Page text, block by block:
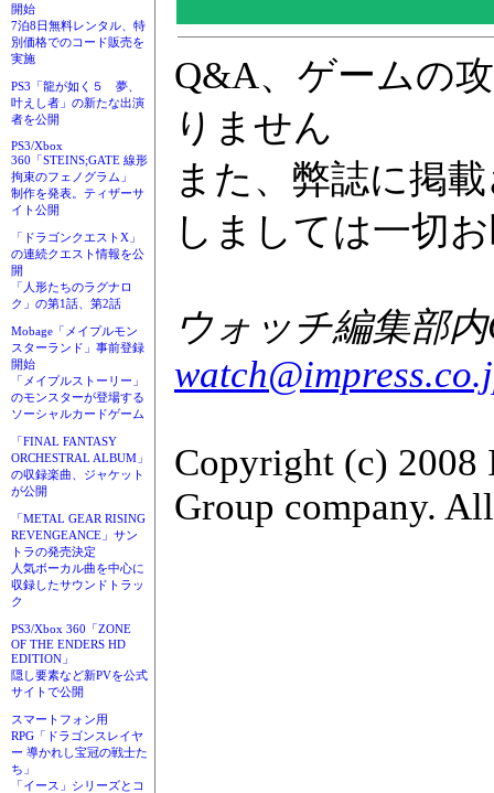
開始
7泊8日無料レンタル、特
別価格でのコード販売を
実施
PS3「龍が如く５ 夢、
叶えし者」の新たな出演
者を公開
PS3/Xbox
360「STEINS;GATE 線形
拘束のフェノグラム」
制作を発表。ティザーサ
イト公開
「ドラゴンクエストX」
の連続クエスト情報を公
開
「人形たちのラグナロ
ク」の第1話、第2話
Mobage「メイプルモン
スターランド」事前登録
開始
「メイプルストーリー」
のモンスターが登場する
ソーシャルカードゲーム
「FINAL FANTASY
ORCHESTRAL ALBUM」
の収録楽曲、ジャケット
が公開
「METAL GEAR RISING
REVENGEANCE」サン
トラの発売決定
人気ボーカル曲を中心に
収録したサウンドトラッ
ク
PS3/Xbox 360「ZONE
OF THE ENDERS HD
EDITION」
隠し要素など新PVを公式
サイトで公開
スマートフォン用
RPG「ドラゴンスレイヤ
ー 導かれし宝冠の戦士た
ち」
「イース」シリーズとコ
Q&A、ゲームの
りません
また、弊誌に掲
しましては一切
ウォッチ編集部内
Copyright (c) 2008
Group company.